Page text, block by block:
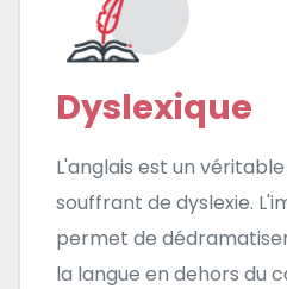
Dyslexique
L'anglais est un
souffrant de dyslexie.
permet de
la langue en dehors du